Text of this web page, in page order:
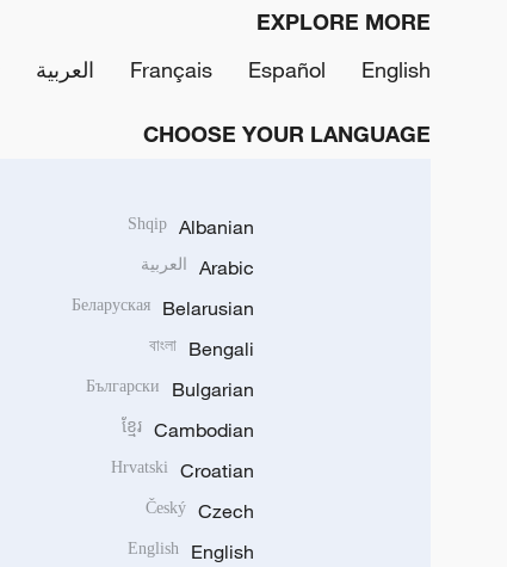
EXPLORE MORE
English
Español
Français العربية
CHOOSE YOUR LANGUAGE
Albanian
Shqip
Arabic العربية
Belarusian
Беларуская
Bengali
বাংলা
Bulgarian
Български
Cambodian
ខ្មែរ
Croatian
Hrvatski
Czech
Český
English
English